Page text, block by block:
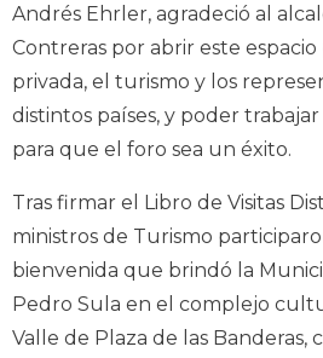
Andrés Ehrler, agradeció al
Contreras por abrir este espacio
privada, el turismo y los
distintos países, y poder
para que el foro sea un éxito.
Tras firmar el Libro de Visitas
ministros de Turismo
bienvenida que brindó la
Pedro Sula en el complejo
Valle de Plaza de las Banderas,